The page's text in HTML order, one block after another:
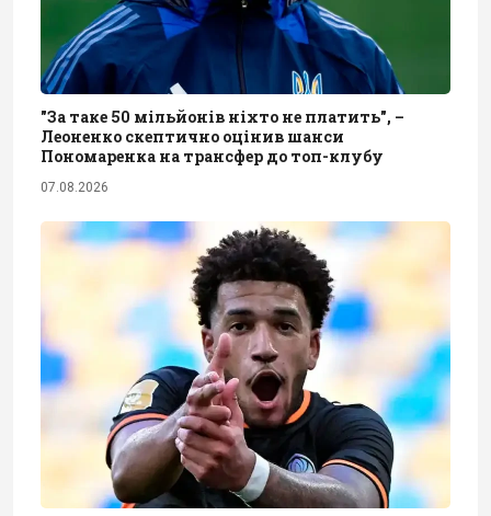
"За таке 50 мільйонів ніхто не платить", –
Леоненко скептично оцінив шанси
Пономаренка на трансфер до топ-клубу
07.08.2026